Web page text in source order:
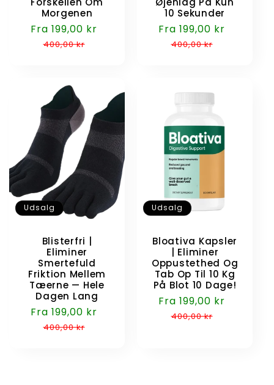
Morgenen
Udsalgspris
Fra 199,00 kr Normalpris
400,00 kr
10 Sekunder
Udsalgspris
Fra 199,00 kr
400,00 kr
Udsalg
Blisterfri |
Eliminer
Smertefuld
Friktion Mellem
Tæerne — Hele
Dagen Lang
Udsalgspris
Fra 199,00 kr
400,00 kr
Udsalg
Bloativa Kapsler
| Eliminer
Oppustethed Og
Tab Op Til 10 Kg
På Blot 10 Dage!
Udsalgspris
Fra 199,00 kr
400,00 kr